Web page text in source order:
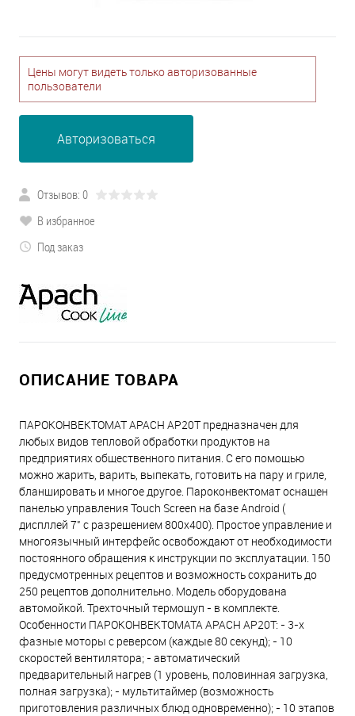
Цены могут видеть только авторизованные
пользователи
Авторизоваться
Отзывов: 0
В избранное
Под заказ
ОПИСАНИЕ ТОВАРА
ПАРОКОНВЕКТОМАТ APACH AP20T предназначен для
любых видов тепловой обработки продуктов на
предприятиях общественного питания. С его помощью
можно жарить, варить, выпекать, готовить на пару и гриле,
бланшировать и многое другое. Пароконвектомат оснащен
панелью управления Touch Screen на базе Android (
диспллей 7" с разрешением 800х400). Простое управление и
многоязычный интерфейс освобождают от необходимости
постоянного обращения к инструкции по эксплуатации. 150
предусмотренных рецептов и возможность сохранить до
250 рецептов дополнительно. Модель оборудована
автомойкой. Трехточный термощуп - в комплекте.
Особенности ПАРОКОНВЕКТОМАТА APACH AP20T: - 3-х
фазные моторы с реверсом (каждые 80 секунд); - 10
скоростей вентилятора; - автоматический
предварительный нагрев (1 уровень, половинная загрузка,
полная загрузка); - мультитаймер (возможность
приготовления различных блюд одновременно); - 10 этапов